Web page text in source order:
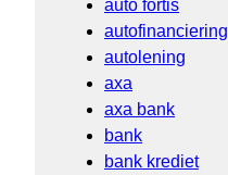
auto fortis
autofinanciering
autolening
axa
axa bank
bank
bank krediet